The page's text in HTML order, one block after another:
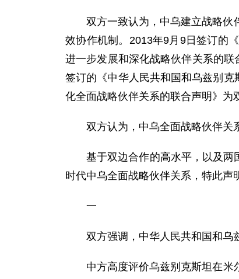
双方一致认为，中乌建立战略伙伴
效协作机制。2013年9月9日签订的
进一步发展和深化战略伙伴关系的
签订的《中华人民共和国和乌兹别
化全面战略伙伴关系的联合声明》为
双方认为，中乌全面战略伙伴关系
基于双边合作的高水平，以及两国
时代中乌全面战略伙伴关系，特此声
一
双方强调，中华人民共和国和乌兹
中方高度评价乌兹别克斯坦在米尔